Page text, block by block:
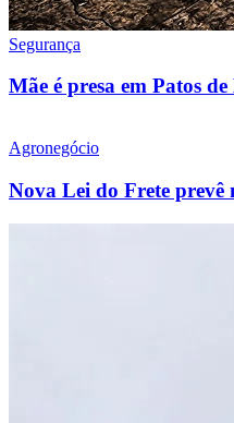
Segurança
Mãe é presa em Patos
Agronegócio
Nova Lei do Frete